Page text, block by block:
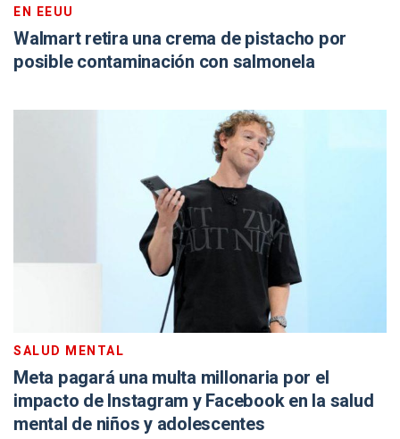
EN EEUU
Walmart retira una crema de pistacho por
posible contaminación con salmonela
SALUD MENTAL
Meta pagará una multa millonaria por el
impacto de Instagram y Facebook en la salud
mental de niños y adolescentes